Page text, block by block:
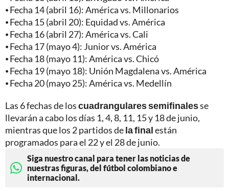
⦁ Fecha 14 (abril 16): América vs. Millonarios
⦁ Fecha 15 (abril 20): Equidad vs. América
⦁ Fecha 16 (abril 27): América vs. Cali
⦁ Fecha 17 (mayo 4): Junior vs. América
⦁ Fecha 18 (mayo 11): América vs. Chicó
⦁ Fecha 19 (mayo 18): Unión Magdalena vs. América
⦁ Fecha 20 (mayo 25): América vs. Medellín
Las 6 fechas de loscuadrangulares semifinalesse
llevarán a cabo los días 1, 4, 8, 11, 15 y 18 de junio,
mientras que los 2 partidos dela finalestán
programados para el 22 y el 28 de junio.
Siga nuestro canal para tener las noticias de
nuestras figuras, del fútbol colombiano e
internacional.